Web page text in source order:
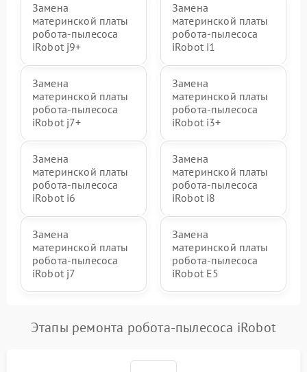
Замена
материнской платы
робота-пылесоса
iRobot j9+
Замена
материнской платы
робота-пылесоса
iRobot i1
Замена
материнской платы
робота-пылесоса
iRobot j7+
Замена
материнской платы
робота-пылесоса
iRobot i3+
Замена
материнской платы
робота-пылесоса
iRobot i6
Замена
материнской платы
робота-пылесоса
iRobot i8
Замена
материнской платы
робота-пылесоса
iRobot j7
Замена
материнской платы
робота-пылесоса
iRobot E5
Этапы ремонта робота-пылесоса iRobot